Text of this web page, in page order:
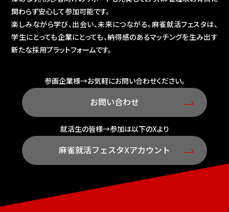
関わらず安心して参加可能です。
楽しみながら学び、出会い、未来につながる。麻雀就活フェスタは、
学生にとっても企業にとっても、納得感のあるマッチングを生み出す
新たな採用プラットフォームです。
参画企業様→お気軽にお問い合わせください。
お問い合わせ
就活生の皆様→参加は以下のXより
麻雀就活フェスタXアカウント